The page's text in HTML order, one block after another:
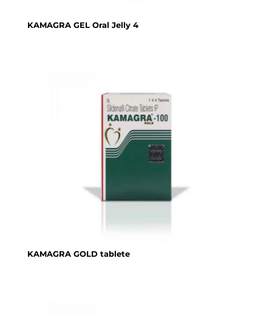
KAMAGRA GEL Oral Jelly 4
KAMAGRA GOLD tablete